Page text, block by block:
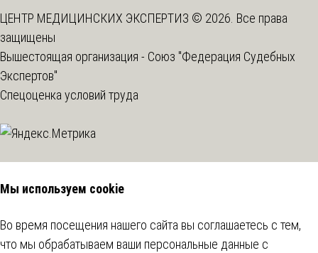
ЦЕНТР МЕДИЦИНСКИХ ЭКСПЕРТИЗ © 2026. Все права
защищены
Вышестоящая организация - Союз "Федерация Судебных
Экспертов"
Спецоценка условий труда
Мы используем cookie
Во время посещения нашего сайта вы соглашаетесь с тем,
что мы обрабатываем ваши персональные данные с